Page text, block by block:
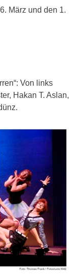
März und den 1.
Von links
Hakan T. Aslan,